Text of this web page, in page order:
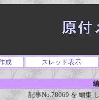
成 スレッド表示
記事No.78069 を 編集